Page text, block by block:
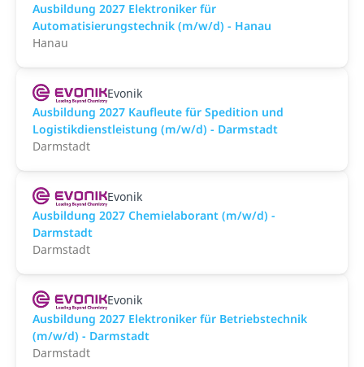
Ausbildung 2027 Elektroniker für
Automatisierungstechnik (m/w/d) - Hanau
Hanau
Evonik
Ausbildung 2027 Kaufleute für Spedition und
Logistikdienstleistung (m/w/d) - Darmstadt
Darmstadt
Evonik
Ausbildung 2027 Chemielaborant (m/w/d) -
Darmstadt
Darmstadt
Evonik
Ausbildung 2027 Elektroniker für Betriebstechnik
(m/w/d) - Darmstadt
Darmstadt